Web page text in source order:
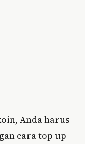
Anda harus
cara top up